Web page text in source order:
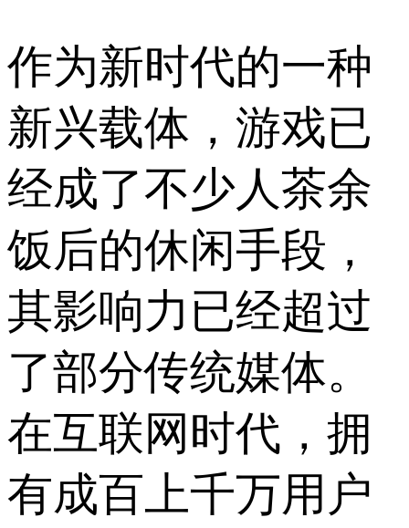
作为新时代的一种
新兴载体，游戏已
经成了不少人茶余
饭后的休闲手段，
其影响力已经超过
了部分传统媒体。
在互联网时代，拥
有成百上千万用户